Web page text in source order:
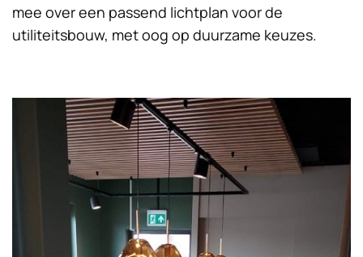
mee over een passend lichtplan voor de
utiliteitsbouw, met oog op duurzame keuzes.